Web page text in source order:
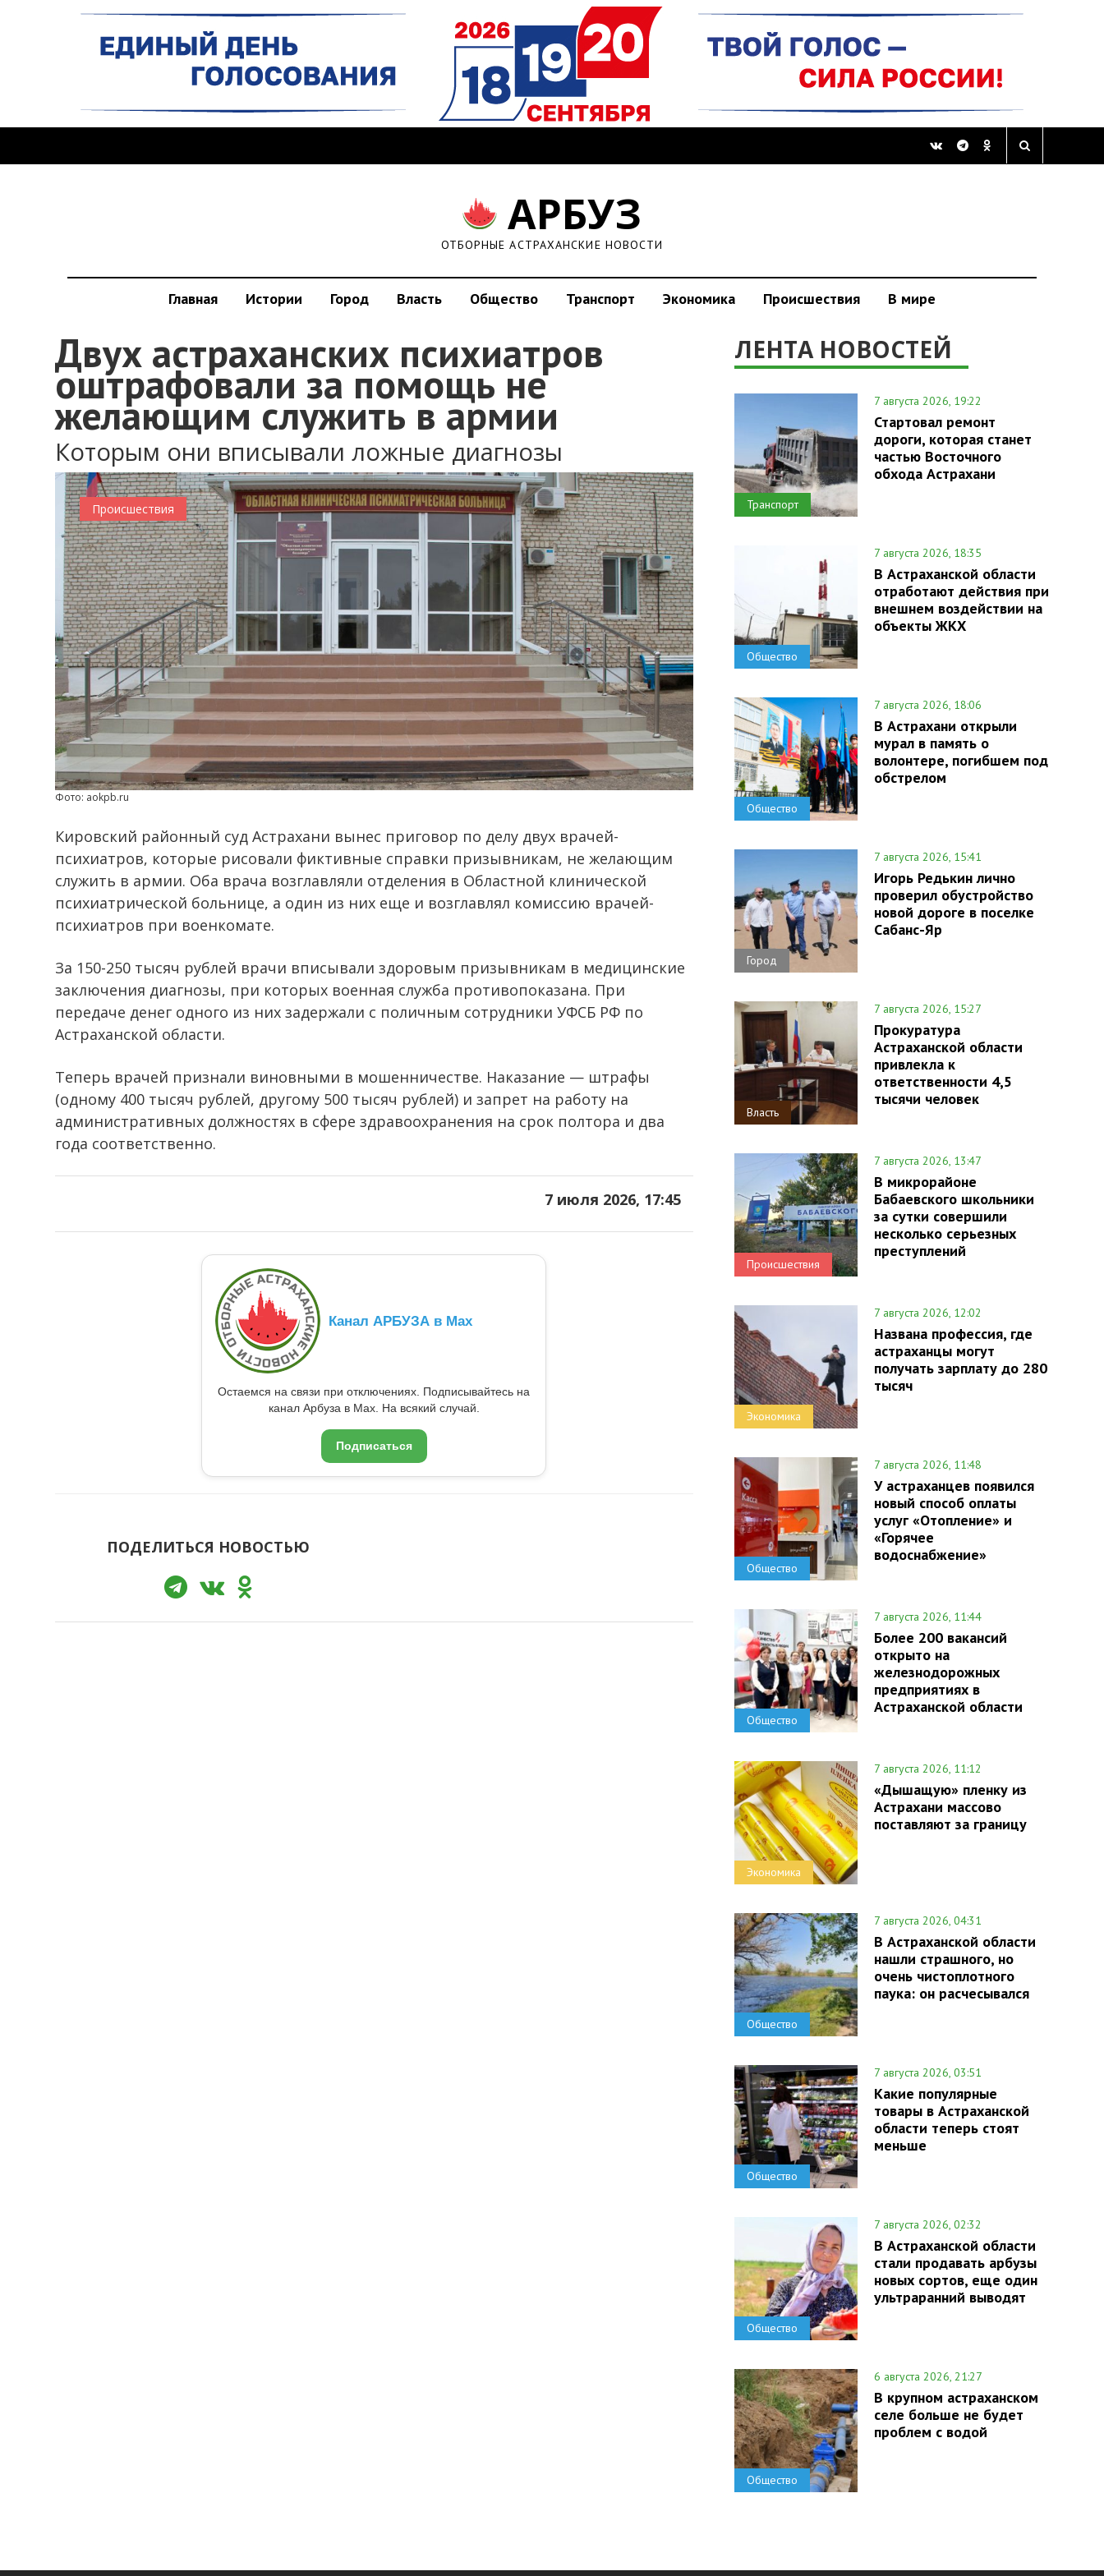
АРБУЗ
ОТБОРНЫЕ АСТРАХАНСКИЕ НОВОСТИ
Главная Истории Город Власть Общество Транспорт Экономика Происшествия В мире
Двух астраханских психиатров
оштрафовали за помощь не
желающим служить в армии
Которым они вписывали ложные диагнозы
Происшествия
Фото: aokpb.ru
Кировский районный суд Астрахани вынес приговор по делу двух врачей-
психиатров, которые рисовали фиктивные справки призывникам, не желающим
служить в армии. Оба врача возглавляли отделения в Областной клинической
психиатрической больнице, а один из них еще и возглавлял комиссию врачей-
психиатров при военкомате.
За 150-250 тысяч рублей врачи вписывали здоровым призывникам в медицинские
заключения диагнозы, при которых военная служба противопоказана. При
передаче денег одного из них задержали с поличным сотрудники УФСБ РФ по
Астраханской области.
Теперь врачей признали виновными в мошенничестве. Наказание — штрафы
(одному 400 тысяч рублей, другому 500 тысяч рублей) и запрет на работу на
административных должностях в сфере здравоохранения на срок полтора и два
года соответственно.
7 июля 2026, 17:45
Канал АРБУЗА в Max
Остаемся на связи при отключениях. Подписывайтесь на
канал Арбуза в Max. На всякий случай.
Подписаться
ПОДЕЛИТЬСЯ НОВОСТЬЮ
ЛЕНТА НОВОСТЕЙ
Транспорт
7 августа 2026, 19:22
Стартовал ремонт
дороги, которая станет
частью Восточного
обхода Астрахани
Общество
7 августа 2026, 18:35
В Астраханской области
отработают действия при
внешнем воздействии на
объекты ЖКХ
Общество
7 августа 2026, 18:06
В Астрахани открыли
мурал в память о
волонтере, погибшем под
обстрелом
Город
7 августа 2026, 15:41
Игорь Редькин лично
проверил обустройство
новой дороге в поселке
Сабанс-Яр
Власть
7 августа 2026, 15:27
Прокуратура
Астраханской области
привлекла к
ответственности 4,5
тысячи человек
Происшествия
7 августа 2026, 13:47
В микрорайоне
Бабаевского школьники
за сутки совершили
несколько серьезных
преступлений
Экономика
7 августа 2026, 12:02
Названа профессия, где
астраханцы могут
получать зарплату до 280
тысяч
Общество
7 августа 2026, 11:48
У астраханцев появился
новый способ оплаты
услуг «Отопление» и
«Горячее
водоснабжение»
Общество
7 августа 2026, 11:44
Более 200 вакансий
открыто на
железнодорожных
предприятиях в
Астраханской области
Экономика
7 августа 2026, 11:12
«Дышащую» пленку из
Астрахани массово
поставляют за границу
Общество
7 августа 2026, 04:31
В Астраханской области
нашли страшного, но
очень чистоплотного
паука: он расчесывался
Общество
7 августа 2026, 03:51
Какие популярные
товары в Астраханской
области теперь стоят
меньше
Общество
7 августа 2026, 02:32
В Астраханской области
стали продавать арбузы
новых сортов, еще один
ультраранний выводят
Общество
6 августа 2026, 21:27
В крупном астраханском
селе больше не будет
проблем с водой